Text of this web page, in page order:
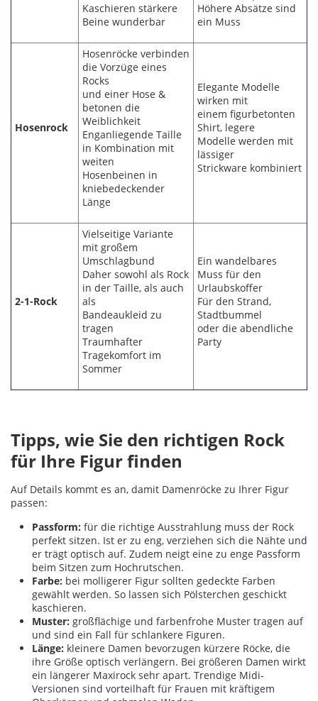
Kaschieren stärkere
Beine wunderbar
Höhere Absätze sind
ein Muss
Hosenrock
Hosenröcke verbinden
die Vorzüge eines
Rocks
und einer Hose &
betonen die
Weiblichkeit
Enganliegende Taille
in Kombination mit
weiten
Hosenbeinen in
kniebedeckender
Länge
Elegante Modelle
wirken mit
einem figurbetonten
Shirt, legere
Modelle werden mit
lässiger
Strickware kombiniert
2-1-Rock
Vielseitige Variante
mit großem
Umschlagbund
Daher sowohl als Rock
in der Taille, als auch
als
Bandeaukleid zu
tragen
Traumhafter
Tragekomfort im
Sommer
Ein wandelbares
Muss für den
Urlaubskoffer
Für den Strand,
Stadtbummel
oder die abendliche
Party
Tipps, wie Sie den richtigen Rock
für Ihre Figur finden
Auf Details kommt es an, damit Damenröcke zu Ihrer Figur
passen:
Passform: für die richtige Ausstrahlung muss der Rock
perfekt sitzen. Ist er zu eng, verziehen sich die Nähte und
er trägt optisch auf. Zudem neigt eine zu enge Passform
beim Sitzen zum Hochrutschen.
Farbe: bei molligerer Figur sollten gedeckte Farben
gewählt werden. So lassen sich Pölsterchen geschickt
kaschieren.
Muster: großflächige und farbenfrohe Muster tragen auf
und sind ein Fall für schlankere Figuren.
Länge: kleinere Damen bevorzugen kürzere Röcke, die
ihre Größe optisch verlängern. Bei größeren Damen wirkt
ein längerer Maxirock sehr apart. Trendige Midi-
Versionen sind vorteilhaft für Frauen mit kräftigem